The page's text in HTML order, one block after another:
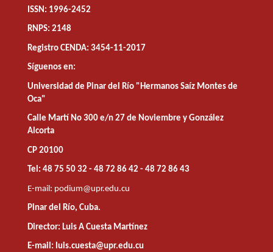
ISSN: 1996-2452
RNPS: 2148
Registro CENDA: 3454-11-2017
Síguenos en:
Universidad de Pinar del Río "Hermanos Saíz Montes de
Oca"
Calle Martí No 300 e/n 27 de Noviembre y González
Alcorta
CP 20100
Tel: 48 75 50 32 - 48 72 86 42 - 48 72 86 43
E-mail: podium@upr.edu.cu
Pinar del Río, Cuba.
Director: Luis A Cuesta Martínez
E-mail: luis.cuesta@upr.edu.cu